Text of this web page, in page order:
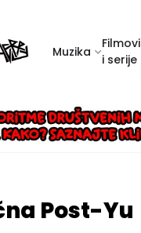
Muzika
Filmovi
i serije
Post-Yu